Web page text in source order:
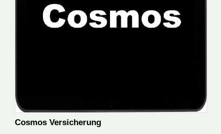
Cosmos Versicherung